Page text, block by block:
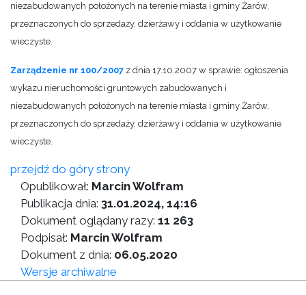
niezabudowanych położonych na terenie miasta i gminy Żarów,
przeznaczonych do sprzedaży, dzierżawy i oddania w użytkowanie
wieczyste.
Zarządzenie nr 100/2007 z dnia 17.10.2007 w sprawie: ogłoszenia
wykazu nieruchomości gruntowych zabudowanych i
niezabudowanych położonych na terenie miasta i gminy Żarów,
przeznaczonych do sprzedaży, dzierżawy i oddania w użytkowanie
wieczyste.
przejdź do góry strony
Opublikował: Marcin Wolfram
Publikacja dnia: 31.01.2024, 14:16
Dokument oglądany razy: 11 263
Podpisał: Marcin Wolfram
Dokument z dnia: 06.05.2020
Wersje archiwalne